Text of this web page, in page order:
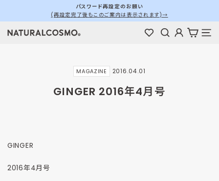
ス
ョ
を
パスワード再設定のお願い
(再設定完了後もこのご案内は表示されます)→
検索 ログイン
カート
MAGAZINE 2016.04.01
GINGER 2016年4月号
GINGER
2016年4月号